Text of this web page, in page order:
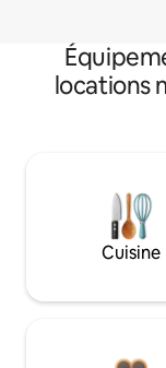
locations
Cuisine